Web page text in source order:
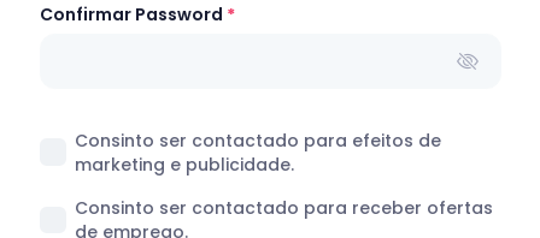
Confirmar Password
Consinto ser contactado para efeitos de
marketing e publicidade.
Consinto ser contactado para receber ofertas
de emprego.